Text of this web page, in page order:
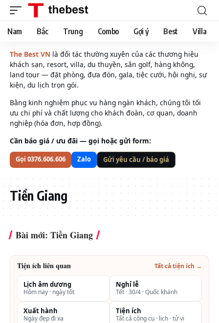
Nam Bắc Trung Combo Gợi ý Best Villa
The Best VN là đối tác thường xuyên của các thương hiệu
khách sạn, resort, villa, du thuyền, sân golf, hàng không,
land tour — đặt phòng, đưa đón, gala, tiệc cưới, hội nghị, sự
kiện, du lịch trọn gói.
Bằng kinh nghiệm phục vụ hàng ngàn khách, chúng tôi tối
ưu chi phí và chất lượng cho khách đoàn, cơ quan, doanh
nghiệp (hóa đơn, hợp đồng).
Cần báo giá / ưu đãi — gọi hoặc gửi form:
Gọi 0376.606.606 Zalo Gửi yêu cầu / báo giá
Tiền Giang
Bài mới: Tiền Giang
Tiện ích liên quan Tất cả tiện ích →
Lịch âm dương
Hôm nay · ngày tốt
Nghỉ lễ
Tết · 30/4 · Quốc khánh
Xuất hành
Ngày đẹp đi xa
Tiện ích
Tất cả công cụ · lịch · tử vi